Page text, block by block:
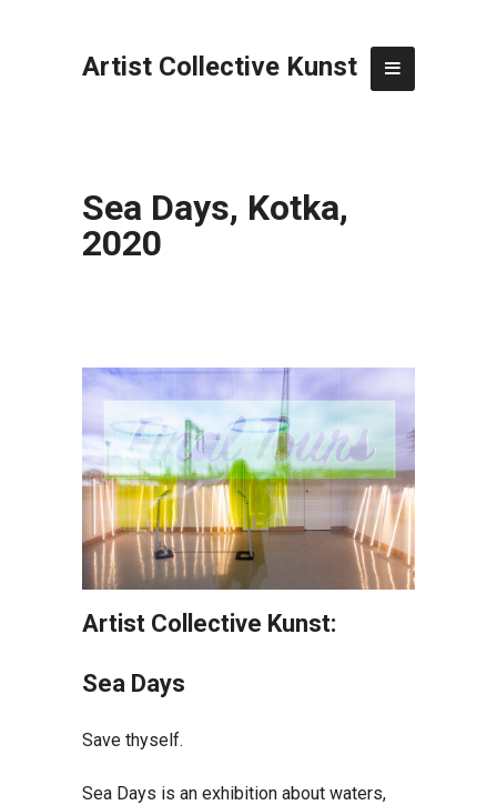
Artist Collective Kunst
Sea Days, Kotka,
2020
Artist Collective Kunst:
Sea Days
Save thyself.
Sea Days is an exhibition about waters,